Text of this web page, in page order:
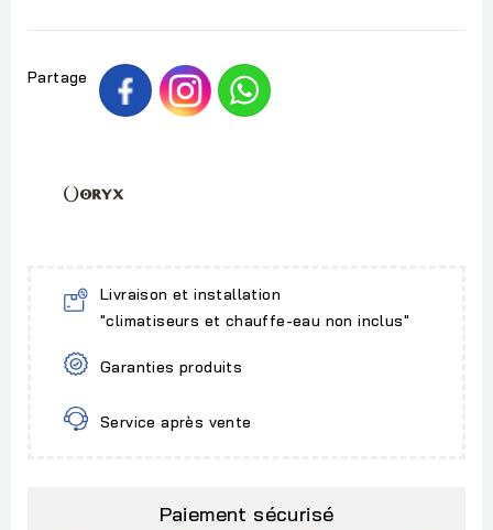
Partage
Livraison et installation
"climatiseurs et chauffe-eau non inclus"
Garanties produits
Service après vente
Paiement sécurisé